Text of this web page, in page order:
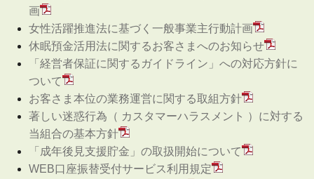
画
女性活躍推進法に基づく一般事業主行動計画
休眠預金活用法に関するお客さまへのお知らせ
「経営者保証に関するガイドライン」への対応方針に
ついて
お客さま本位の業務運営に関する取組方針
著しい迷惑行為（ カスタマーハラスメント ）に対する
当組合の基本方針
「成年後見支援貯金」の取扱開始について
WEB口座振替受付サービス利用規定